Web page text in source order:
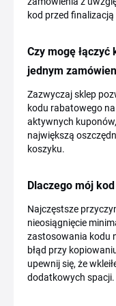
kod przed
Czy mogę
jednym
Zazwyczaj sklep
kodu rabatowego
aktywnych
największą
koszyku.
Dlaczego mój
Najczęstsze
nieosiągnięcie
zastosowania kodu
błąd przy
upewnij się, że
dodatkowych spacji.